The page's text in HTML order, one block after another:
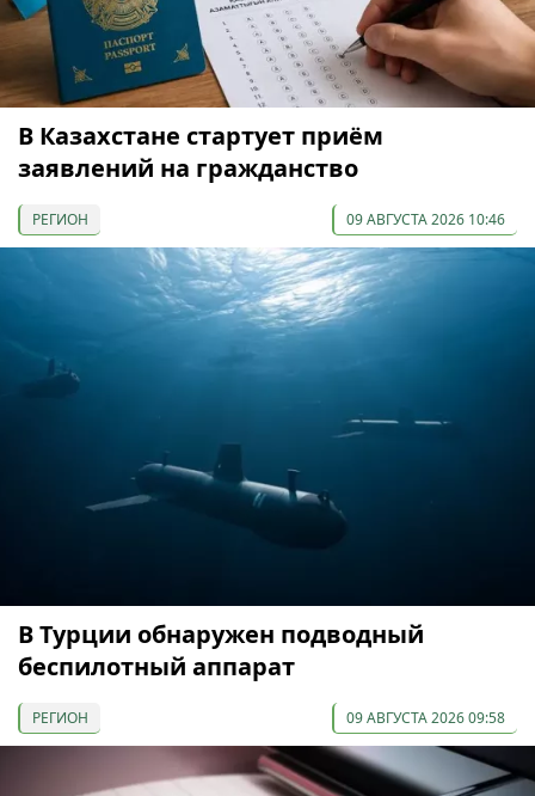
В Казахстане стартует приём
заявлений на гражданство
РЕГИОН 09 АВГУСТА 2026 10:46
В Турции обнаружен подводный
беспилотный аппарат
РЕГИОН 09 АВГУСТА 2026 09:58